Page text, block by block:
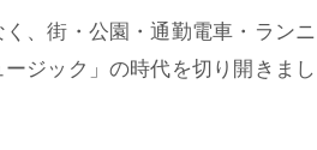
、街・公園・通勤電車・ランニ
ジック」の時代を切り開きまし